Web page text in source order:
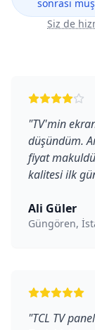
sonrası
Siz de
"TV'min
düşündüm.
fiyat
kalitesi ilk
Ali Güler
Güngören,
"TCL TV